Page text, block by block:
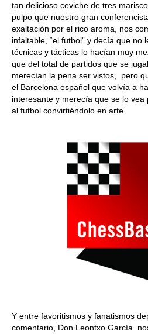
tan delicioso ceviche de tres
pulpo que nuestro gran
exaltación por el rico aroma, nos
infaltable, “el futbol” y decía que no
técnicas y tácticas lo hacían muy
que del total de partidos que se
merecían la pena ser vistos, pero
el Barcelona español que volvía a
interesante y merecía que se lo
al futbol convirtiéndolo en arte.
Y entre favoritismos y fanatismos
comentario, Don Leontxo García